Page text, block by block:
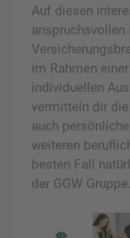
Auf diesen
anspruchsvollen
im Rahmen
individuellen
vermitteln dir
auch
weiteren
besten Fall
der GGW Gruppe.